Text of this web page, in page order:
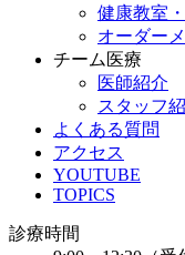
健康教室
オーダー
チーム医療
医師紹介
スタッフ
よくある質問
アクセス
YOUTUBE
TOPICS
診療時間